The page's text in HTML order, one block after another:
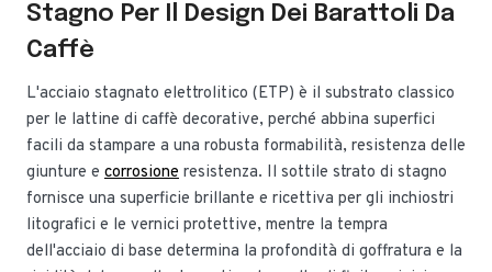
Stagno Per Il Design Dei Barattoli Da
Caffè
L'acciaio stagnato elettrolitico (ETP) è il substrato classico
per le lattine di caffè decorative, perché abbina superfici
facili da stampare a una robusta formabilità, resistenza delle
giunture e corrosione resistenza. Il sottile strato di stagno
fornisce una superficie brillante e ricettiva per gli inchiostri
litografici e le vernici protettive, mentre la tempra
dell'acciaio di base determina la profondità di goffratura e la